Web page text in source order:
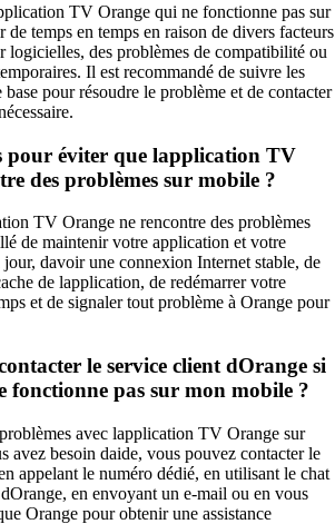
TV Orange qui ne fonctionne pas sur
temps en temps en raison de divers facteurs
logicielles, des problèmes de compatibilité ou
Il est recommandé de suivre les
base pour résoudre le problème et de contacter
pour éviter que lapplication TV
des problèmes sur mobile ?
TV Orange ne rencontre des problèmes
de maintenir votre application et votre
davoir une connexion Internet stable, de
de lapplication, de redémarrer votre
et de signaler tout problème à Orange pour
le service client dOrange si
pas sur mon mobile ?
avec lapplication TV Orange sur
avez besoin daide, vous pouvez contacter le
appelant le numéro dédié, en utilisant le chat
en envoyant un e-mail ou en vous
Orange pour obtenir une assistance